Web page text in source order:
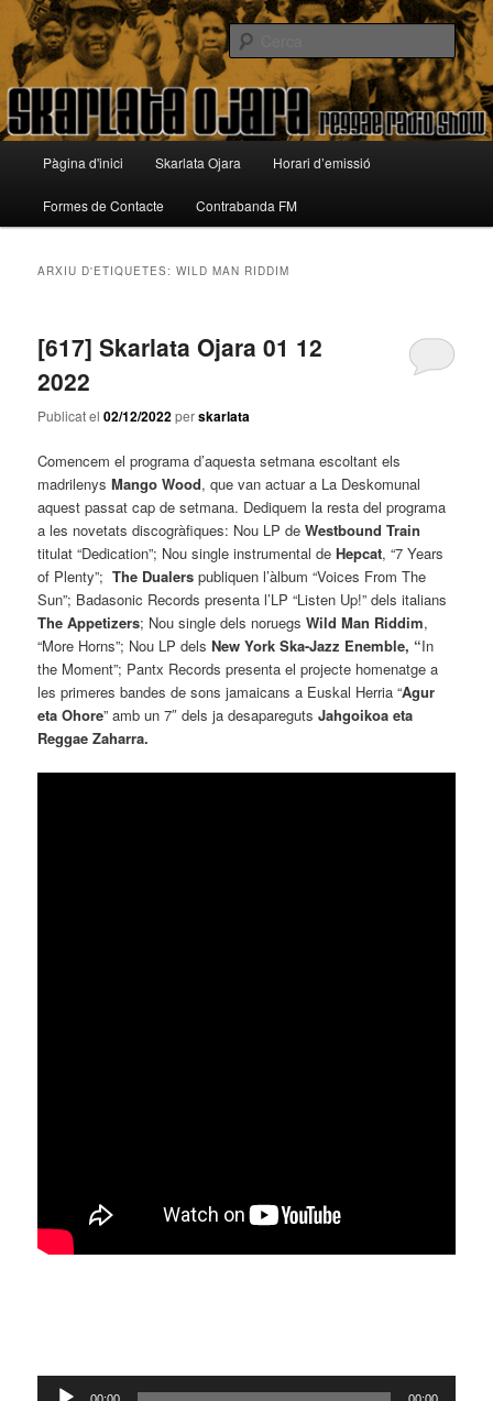
Aneu
contingut
principal
Aneu
contingut
secundariSkarlata Ojara
Reggae Radio Show
Cerca
principal
Pàgina d'inici Skarlata Ojara Horari d’emissió
Formes de Contacte Contrabanda FM
ARXIU D'ETIQUETES:WILD MAN RIDDIM
[617] Skarlata Ojara 01 12
2022
Publicat el02/12/2022perskarlata
Comencem el programa d’aquesta setmana escoltant els
madrilenysMango Wood, que van actuar a La Deskomunal
aquest passat cap de setmana. Dediquem la resta del programa
a les novetats discogràfiques: Nou LP deWestbound Train
titulat “Dedication”; Nou single instrumental deHepcat, “7 Years
of Plenty”;The Dualers publiquen l’àlbum “Voices From The
Sun”; Badasonic Records presenta l’LP“Listen Up!” dels italians
The Appetizers; Nou single dels noruegsWild Man Riddim,
“More Horns”; Nou LP delsNew York Ska-Jazz Enemble, “In
the Moment”; Pantx Records presenta el projecte homenatge a
les primeres bandes de sons jamaicans a Euskal Herria “Agur
eta Ohore” amb un 7″ dels ja desaparegutsJahgoikoa eta
Reggae Zaharra.
Reproductor